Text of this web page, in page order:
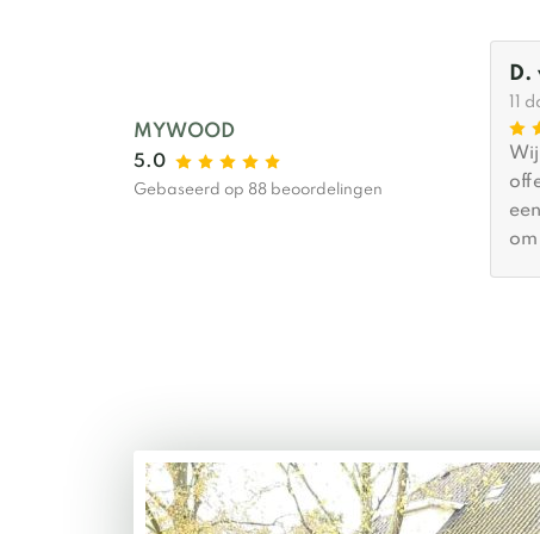
MYWOOD
5.0
Gebaseerd op 88 beoordelingen
Alles was top geregeld!
Handig bestelproces via de
250x200x195.
D.
11